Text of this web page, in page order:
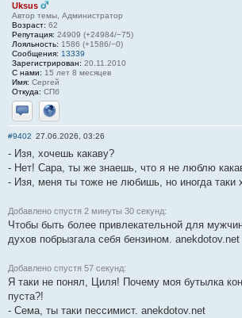
Uksus
Автор темы, Администратор
Возраст: 62
Репутация: 24909 (+24984/−75)
Лояльность: 1586 (+1586/−0)
Сообщения: 13339
Зарегистрирован: 20.11.2010
С нами: 15 лет 8 месяцев
Имя: Сергей
Откуда: СПб
Отправить личное сообщение
Сайт
#9402 27.06.2026, 03:26
- Изя, хочешь какаву?
- Нет! Сара, ты же знаешь, что я не люблю
- Изя, меня ты тоже не любишь, но иногда таки
Добавлено спустя 2 минуты 30 секунд:
Чтобы быть более привлекательной для
духов побрызгала себя бензином. anekdotov.net
Добавлено спустя 57 секунд:
Я таки не понял, Циля! Почему моя бутылка
пуста?!
- Сема, ты таки пессимист. anekdotov.net